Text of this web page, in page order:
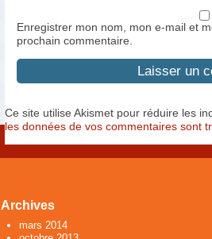
Enregistrer mon nom, mon e-mail et
prochain commentaire.
Ce site utilise Akismet pour réduire les
les données de vos commentaires sont
Archives
mars 2014